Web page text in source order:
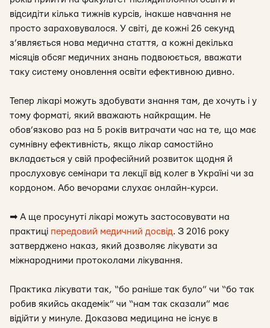
відсидіти кілька тижнів курсів, інакше навчання не
просто зараховувалося. У світі, де кожні 26 секунд
з’являється нова медична стаття, а кожні декілька
місяців обсяг медичних знань подвоюється, вважати
таку систему оновлення освіти ефективною дивно.
Тепер лікарі можуть здобувати знання там, де хочуть і у
тому форматі, який вважають найкращим. Не
обов’язково раз на 5 років витрачати час на те, що має
сумнівну ефективність, якщо лікар самостійно
вкладається у свій професійний розвиток щодня й
прослуховує семінари та лекції від колег в Україні чи за
кордоном. Або вечорами слухає онлайн-курси.
➡ А ще просунуті лікарі можуть застосовувати на
практиці передовий медичний досвід. З 2016 року
затверджено наказ, який дозволяє лікувати за
міжнародними протоколами лікування.
Практика лікувати так, “бо раніше так було” чи “бо так
робив якийсь академік” чи “нам так сказали” має
відійти у минуле. Доказова медицина не існує в